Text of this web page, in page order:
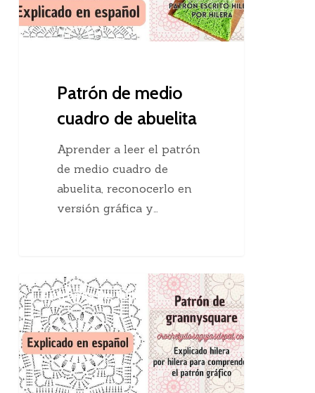
abuelita
Patrón de medio
cuadro de abuelita
Aprender a leer el patrón
de medio cuadro de
abuelita, reconocerlo en
versión gráfica y…
Patrón
de
cuadro
de
abuelita
crochet
Patrones De Tejido